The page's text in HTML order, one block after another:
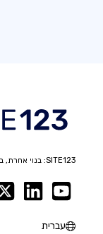
SITE123: בנוי אחרת, בנוי טוב יותר.
עברית